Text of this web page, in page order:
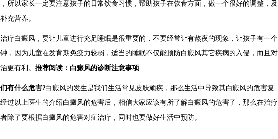
所以家长一定要注意孩子的日常饮食习惯，帮助孩子在饮食方面，做一个很好的调整，及
充营养。
疗白癜风，要让儿童进行充足睡眠是很重要的，不要经常让有熬夜的现象，让孩子有一个
，因为儿童在发育期免疫力较弱，适当的睡眠不仅能预防白癜风其它疾病的入侵，而且对
更有利。 推荐阅读： 白癜风的诊断注意事项
有什么危害?白癜风的发生是我们生活常见皮肤顽疾，那么生活中导致其白癜风的危害复
过以上医生的介绍白癜风的危害后，相信大家应该有所了解白癜风的危害了，那么在治疗
除了要根据白癜风的危害对症治疗，同时也要做好生活中预防。